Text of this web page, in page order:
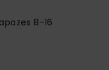
8-16